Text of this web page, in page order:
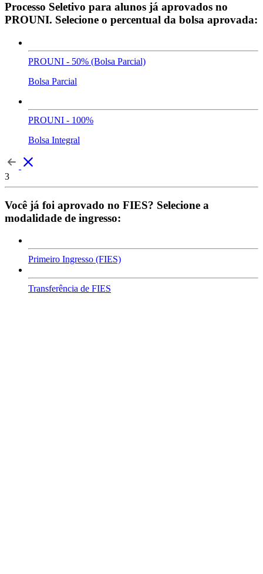
Processo Seletivo para alunos já aprovados no
PROUNI. Selecione o percentual da bolsa aprovada:
PROUNI - 50% (Bolsa Parcial)
Bolsa Parcial
PROUNI - 100%
Bolsa Integral
3
Você já foi aprovado no FIES? Selecione a
modalidade de ingresso:
Primeiro Ingresso (FIES)
Transferência de FIES